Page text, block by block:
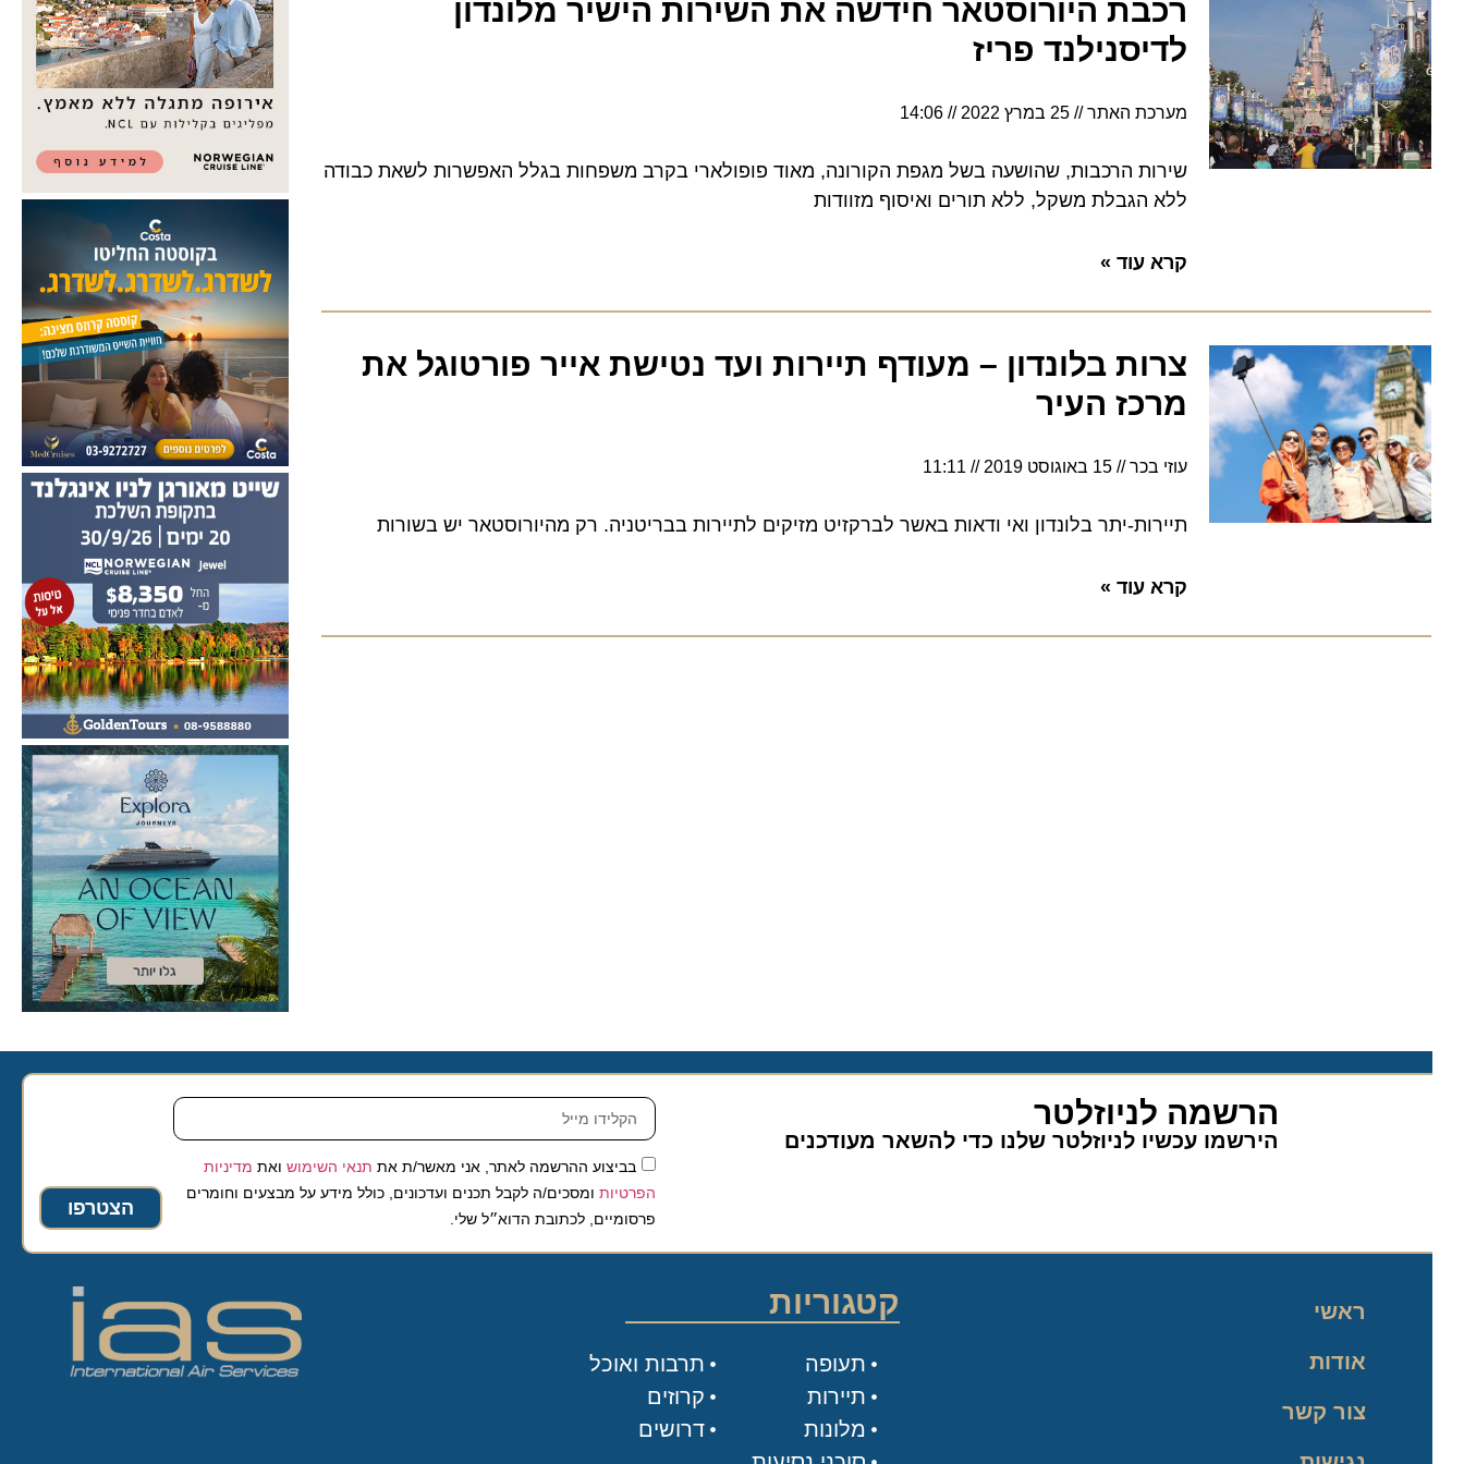
רכבת היורוסטאר חידשה את השירות הישיר מלונדון
לדיסנילנד פריז
מערכת האתר 25 במרץ 2022 14:06
שירות הרכבות, שהושעה בשל מגפת הקורונה, מאוד פופולארי בקרב משפחות בגלל האפשרות לשאת כבודה
ללא הגבלת משקל, ללא תורים ואיסוף מזוודות
קרא עוד »
צרות בלונדון – מעודף תיירות ועד נטישת אייר פורטוגל את
מרכז העיר
עוזי בכר 15 באוגוסט 2019 11:11
תיירות-יתר בלונדון ואי ודאות באשר לברקזיט מזיקים לתיירות בבריטניה. רק מהיורוסטאר יש בשורות
קרא עוד »
הרשמה לניוזלטר
הירשמו עכשיו לניוזלטר שלנו כדי להשאר מעודכנים
בביצוע ההרשמה לאתר, אני מאשר/ת אתתנאי השימושואת מדיניות
הפרטיותומסכים/ה לקבל תכנים ועדכונים, כולל מידע על מבצעים וחומרים
פרסומיים, לכתובת הדוא״ל שלי.
הצטרפו
ראשי
אודות
צור קשר
קטגוריות
תעופה
תיירות
מלונות
תרבות ואוכל
קרוזים
דרושים